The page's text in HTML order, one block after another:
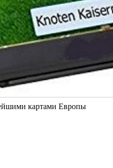
картами Европы